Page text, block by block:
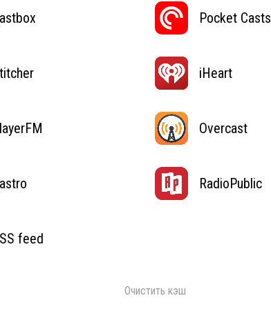
Pocket Casts
iHeart
Overcast
RadioPublic
feed
Очистить кэш